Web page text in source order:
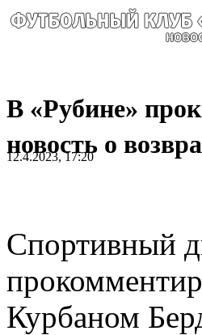
В «Рубине»
новость о
12.4.2023, 17:20
Спортивный
Курбаном